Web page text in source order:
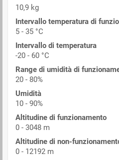
10,9 kg
Intervallo temperatura di
5 - 35 °C
Intervallo di temperatura
-20 - 60 °C
Range di umidità di
20 - 80%
Umidità
10 - 90%
Altitudine di funzionamento
0 - 3048 m
Altitudine di non-
0 - 12192 m